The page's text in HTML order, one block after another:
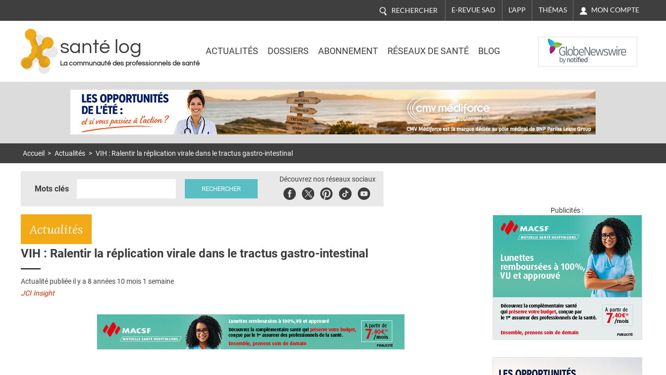
RECHERCHER E-REVUE SAD L'APP THÉMAS MON COMPTE
santé log
La communauté des professionnels de santé
ACTUALITÉS DOSSIERS ABONNEMENT RÉSEAUX DE SANTÉ BLOG
NASDAQ
Accueil > Actualités > VIH : Ralentir la réplication virale dans le tractus gastro-intestinal
Mots clés
Découvrez nos réseaux sociaux
FacebookTwitterPinterest
TiktokYoubute
Actualités
VIH : Ralentir la réplication virale dans le tractus gastro-intestinal
Actualité publiée il y a 8 années 10 mois 1 semaine
JCI Insight
Publicités :